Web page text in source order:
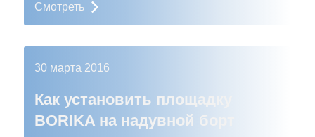
Смотреть
30 марта 2016
Как установить площадку
BORIKA на надувной борт